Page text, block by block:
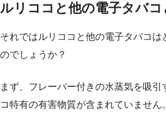
ルリココと他の電子タバコ
それではルリココと他の電子タバコは
のでしょうか？
まず、フレーバー付きの水蒸気を吸
コ特有の有害物質が含まれていません。